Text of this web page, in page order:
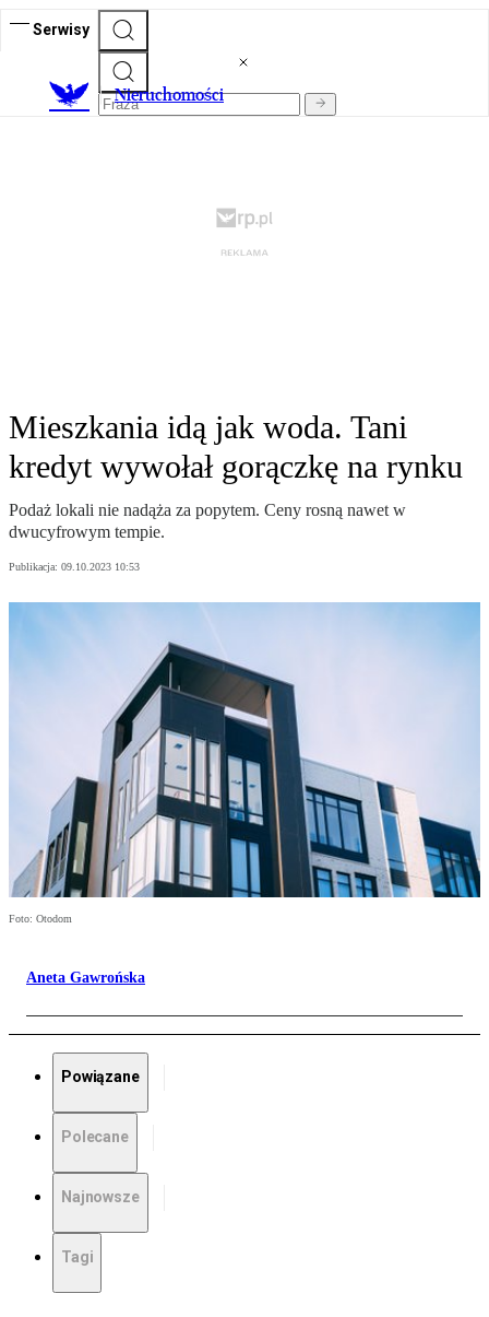
Serwisy
Nieruchomości
Mieszkania idą jak woda. Tani
kredyt wywołał gorączkę na rynku
Podaż lokali nie nadąża za popytem. Ceny rosną nawet w
dwucyfrowym tempie.
Publikacja: 09.10.2023 10:53
Foto: Otodom
Aneta Gawrońska
Powiązane
Polecane
Najnowsze
Tagi